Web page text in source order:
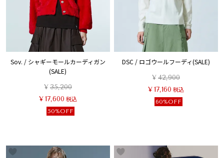
Sov. / シャギーモールカーディガン
(SALE)
¥35,200
¥17,600 税込
50%OFF
DSC / ロゴウールフーディ(SALE)
¥42,900
¥17,160 税込
60%OFF